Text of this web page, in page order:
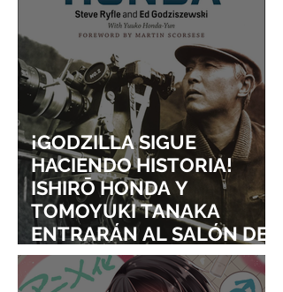
¡GODZILLA SIGUE
HACIENDO HISTORIA!
ISHIRŌ HONDA Y
TOMOYUKI TANAKA
ENTRARÁN AL SALÓN DE
LA FAMA DE LOS EFECTOS
VISUALES